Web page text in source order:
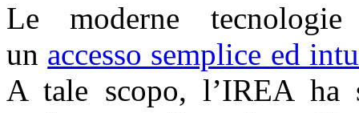
Le moderne
un accesso semplice ed
A tale scopo, l’IREA ha